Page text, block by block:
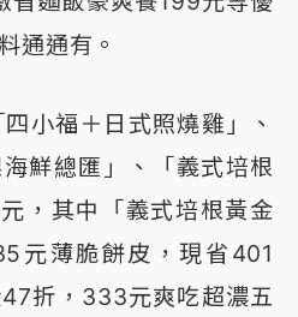
通通有。
小福＋日式照燒雞」、
海鮮總匯」、「義式培根
，其中「義式培根黃金
元薄脆餅皮，現省401
折，333元爽吃超濃五